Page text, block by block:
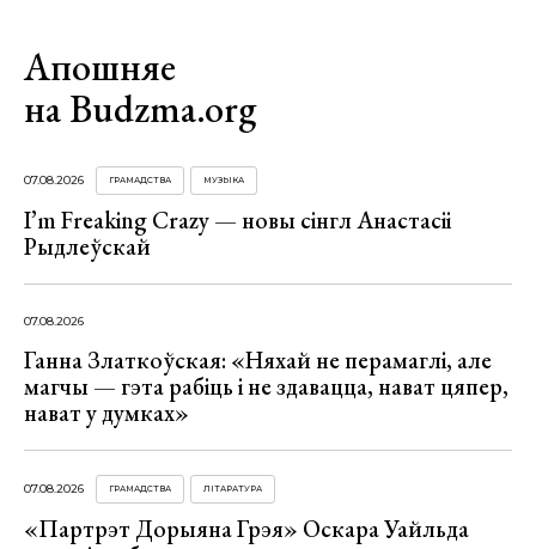
Апошняе
на Budzma.org
07.08.2026 ГРАМАДСТВА МУЗЫКА
I’m Freaking Crazy — новы сінгл Анастасіі
Рыдлеўскай
07.08.2026
Ганна Златкоўская: «Няхай не перамаглі, але
магчы — гэта рабіць і не здавацца, нават цяпер,
нават у думках»
07.08.2026 ГРАМАДСТВА ЛІТАРАТУРА
«Партрэт Дорыяна Грэя» Оскара Уайльда